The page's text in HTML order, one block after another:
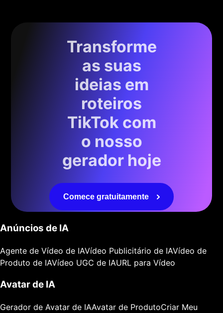
Transforme
as suas
ideias em
roteiros
TikTok com
o nosso
gerador hoje
Comece gratuitamente
Anúncios de IA
Agente de Vídeo de IAVídeo Publicitário de IAVídeo de
Produto de IAVídeo UGC de IAURL para Vídeo
Avatar de IA
Gerador de Avatar de IAAvatar de ProdutoCriar Meu